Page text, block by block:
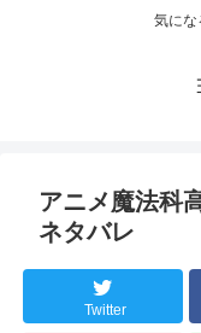
気にな
アニメ魔法科
ネタバレ
Twitter